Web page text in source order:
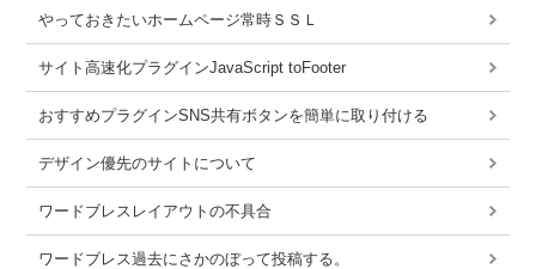
やっておきたいホームページ常時ＳＳＬ
サイト高速化プラグインJavaScript toFooter
おすすめプラグインSNS共有ボタンを簡単に取り付ける
デザイン優先のサイトについて
ワードブレスレイアウトの不具合
ワードブレス過去にさかのぼって投稿する。